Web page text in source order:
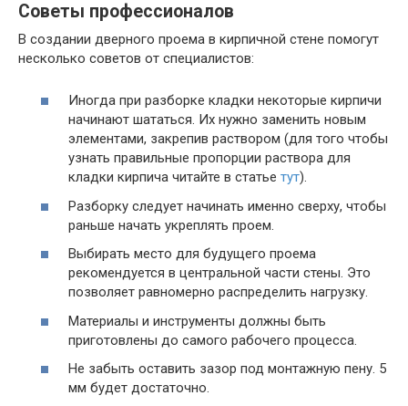
Советы профессионалов
В создании дверного проема в кирпичной стене помогут
несколько советов от специалистов:
Иногда при разборке кладки некоторые кирпичи
начинают шататься. Их нужно заменить новым
элементами, закрепив раствором (для того чтобы
узнать правильные пропорции раствора для
кладки кирпича читайте в статье тут).
Разборку следует начинать именно сверху, чтобы
раньше начать укреплять проем.
Выбирать место для будущего проема
рекомендуется в центральной части стены. Это
позволяет равномерно распределить нагрузку.
Материалы и инструменты должны быть
приготовлены до самого рабочего процесса.
Не забыть оставить зазор под монтажную пену. 5
мм будет достаточно.